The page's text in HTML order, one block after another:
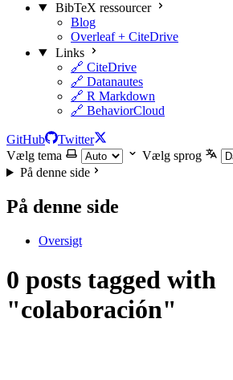
BibTeX ressourcer
Blog
Overleaf + CiteDrive
Links
🔗 CiteDrive
🔗 Datanautes
🔗 R Markdown
🔗 BehaviorCloud
GitHub
Twitter
Vælg tema
Vælg sprog
På denne side
På denne side
Oversigt
0 posts tagged with
"colaboración"